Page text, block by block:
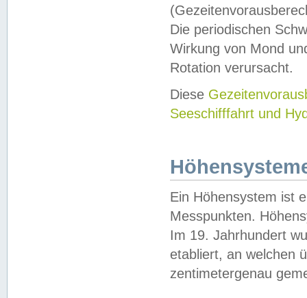
Die periodischen
Wirkung von Mond
Rotation verursacht.
Diese
Seeschifffahrt und
Ein Höhensystem ist
Messpunkten.
Im 19. Jahrhundert
etabliert, an welchen
zentimetergenau